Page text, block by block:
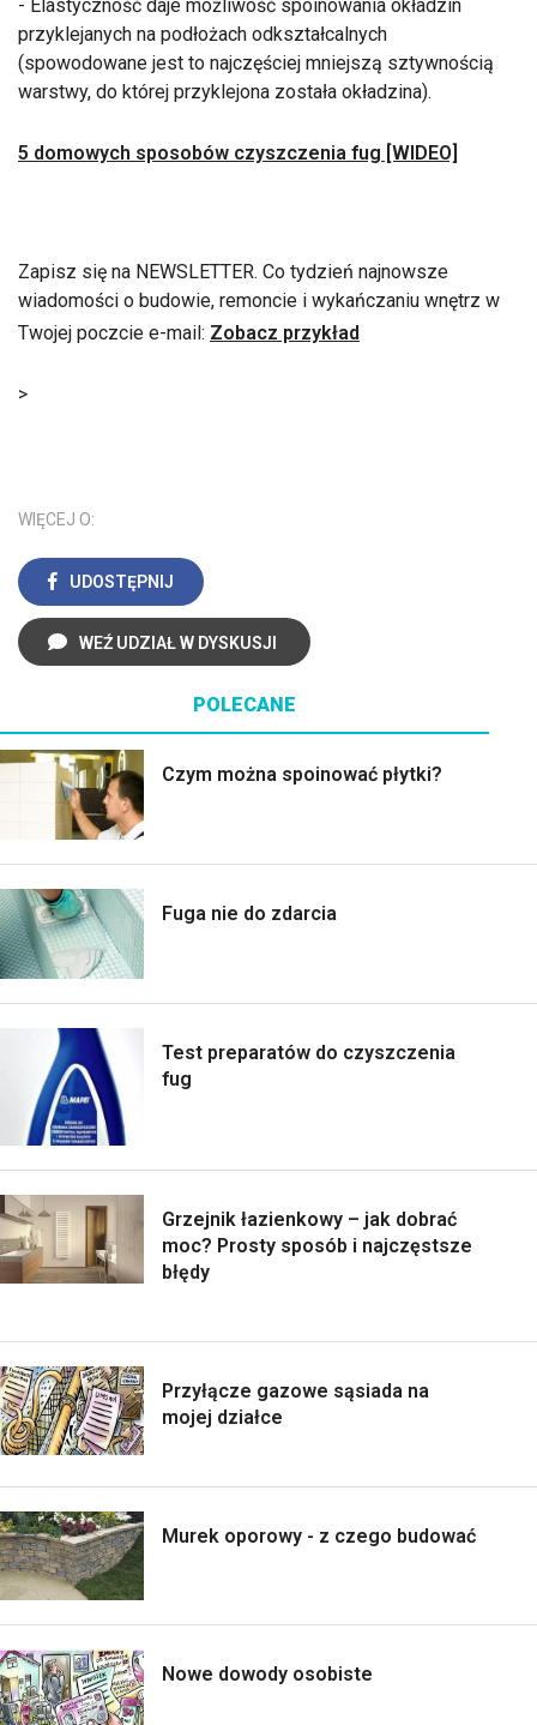
- Elastyczność daje możliwość spoinowania okładzin
przyklejanych na podłożach odkształcalnych
(spowodowane jest to najczęściej mniejszą sztywnością
warstwy, do której przyklejona została okładzina).
5 domowych sposobów czyszczenia fug [WIDEO]
Zapisz się na NEWSLETTER. Co tydzień najnowsze
wiadomości o budowie, remoncie i wykańczaniu wnętrz w
Twojej poczcie e-mail: Zobacz przykład
>
WIĘCEJ O:
UDOSTĘPNIJ
WEŹ UDZIAŁ W DYSKUSJI
POLECANE
Czym można spoinować płytki?
Fuga nie do zdarcia
Test preparatów do czyszczenia
fug
Grzejnik łazienkowy – jak dobrać
moc? Prosty sposób i najczęstsze
błędy
Przyłącze gazowe sąsiada na
mojej działce
Murek oporowy - z czego budować
Nowe dowody osobiste